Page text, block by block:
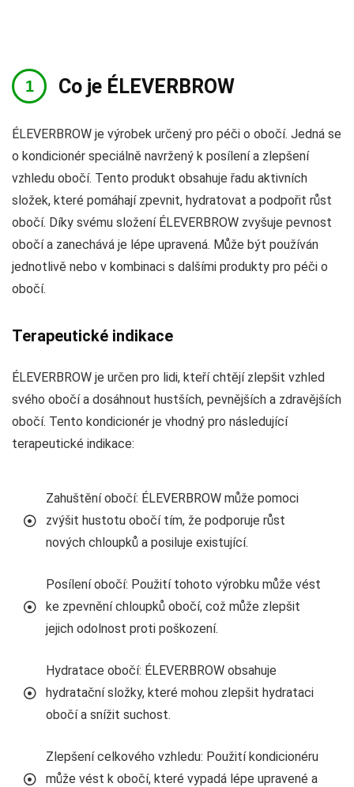
Co je ÉLEVERBROW
ÉLEVERBROW je výrobek určený pro péči o obočí. Jedná se
o kondicionér speciálně navržený k posílení a zlepšení
vzhledu obočí. Tento produkt obsahuje řadu aktivních
složek, které pomáhají zpevnit, hydratovat a podpořit růst
obočí. Díky svému složení ÉLEVERBROW zvyšuje pevnost
obočí a zanechává je lépe upravená. Může být používán
jednotlivě nebo v kombinaci s dalšími produkty pro péči o
obočí.
Terapeutické indikace
ÉLEVERBROW je určen pro lidi, kteří chtějí zlepšit vzhled
svého obočí a dosáhnout hustších, pevnějších a zdravějších
obočí. Tento kondicionér je vhodný pro následující
terapeutické indikace:
Zahuštění obočí: ÉLEVERBROW může pomoci
zvýšit hustotu obočí tím, že podporuje růst
nových chloupků a posiluje existující.
Posílení obočí: Použití tohoto výrobku může vést
ke zpevnění chloupků obočí, což může zlepšit
jejich odolnost proti poškození.
Hydratace obočí: ÉLEVERBROW obsahuje
hydratační složky, které mohou zlepšit hydrataci
obočí a snížit suchost.
Zlepšení celkového vzhledu: Použití kondicionéru
může vést k obočí, které vypadá lépe upravené a